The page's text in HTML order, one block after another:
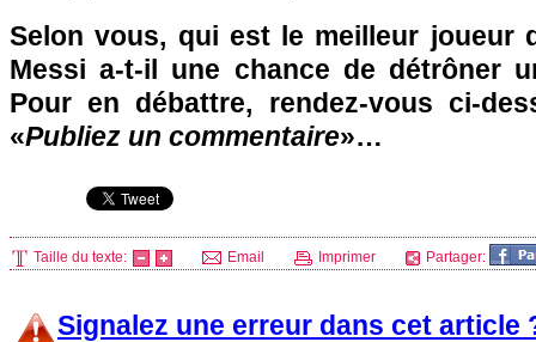
Selon vous, qui est le meilleur joueur
Messi a-t-il une chance de détrôner
Pour en débattre, rendez-vous ci-
«Publiez un commentaire»…
Taille du texte: Email Imprimer Partager:
Signalez une erreur dans cet article